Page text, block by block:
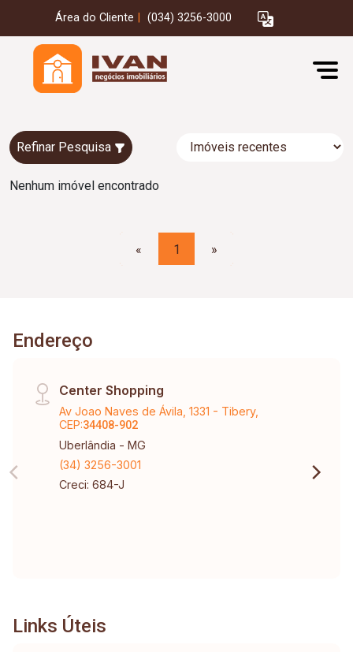
Área do Cliente (034) 3256-3000
Refinar Pesquisa
Nenhum imóvel encontrado
« 1 »
Endereço
Center Shopping
Av Joao Naves de Ávila, 1331 - Tibery,
CEP:34408-902
Uberlândia - MG
(34) 3256-3001
Creci: 684-J
Links Úteis